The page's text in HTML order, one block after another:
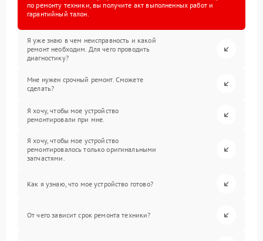
по ремонту техники, вы получите акт выполненных работ и
гарантийный талон.
Я уже знаю в чем неисправность и какой
ремонт необходим. Для чего проводить
диагностику?
Мне нужен срочный ремонт. Сможете
сделать?
Я хочу, чтобы мое устройство
ремонтировали при мне.
Я хочу, чтобы мое устройство
ремонтировалось только оригинальными
запчастями.
Как я узнаю, что мое устройство готово?
От чего зависит срок ремонта техники?